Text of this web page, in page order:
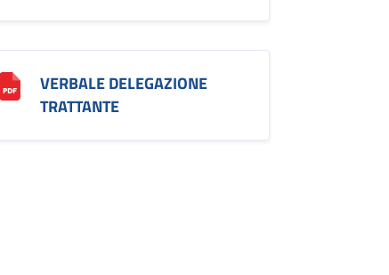
VERBALE DELEGAZIONE
TRATTANTE